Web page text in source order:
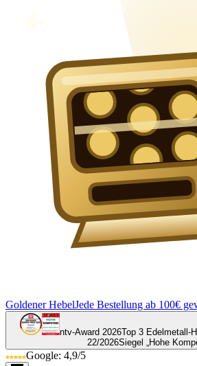
Goldener HebelJede Bestellung ab 100€
ntv-Award 2026Top 3 Edelmetall-
22/2026Siegel „Hohe
Google: 4,9/5